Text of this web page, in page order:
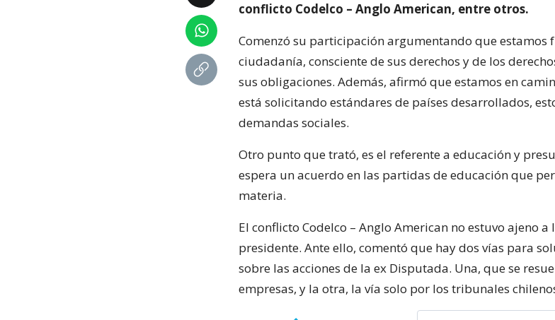
conflicto Codelco – Anglo American, entre otros.
Comenzó su participación argumentando que estamos
ciudadanía, consciente de sus derechos y de los
sus obligaciones. Además, afirmó que estamos en
está solicitando estándares de países desarrollados,
demandas sociales.
Otro punto que trató, es el referente a educación y
espera un acuerdo en las partidas de educación que
materia.
El conflicto Codelco – Anglo American no estuvo ajeno
presidente. Ante ello, comentó que hay dos vías para
sobre las acciones de la ex Disputada. Una, que se
empresas, y la otra, la vía solo por los tribunales